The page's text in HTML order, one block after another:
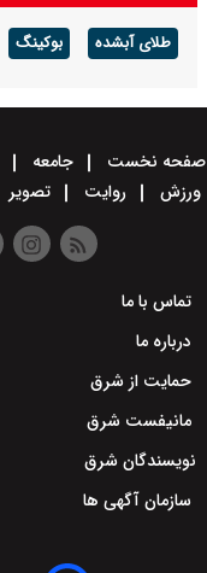
طلای آبشده بوکینگ
صفحه نخست جامعه
ورزش
روایت تصویر
تماس با ما
درباره ما
حمایت از شرق
مانیفست شرق
نویسندگان شرق
سازمان آگهی ها